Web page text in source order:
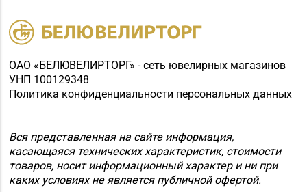
ОАО «БЕЛЮВЕЛИРТОРГ» - сеть ювелирных магазинов
УНП 100129348
Политика конфиденциальности персональных данных
Вся представленная на сайте информация,
касающаяся технических характеристик, стоимости
товаров, носит информационный характер и ни при
каких условиях не является публичной офертой.